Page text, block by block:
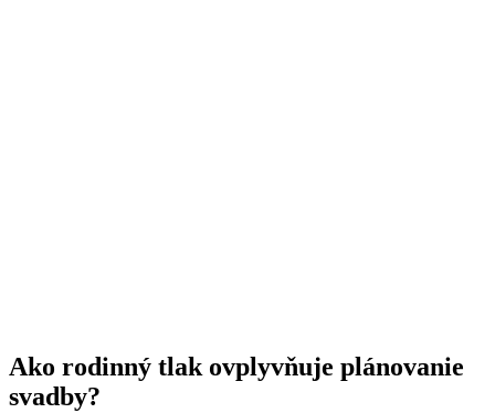
Ako rodinný tlak ovplyvňuje plánovanie
svadby?